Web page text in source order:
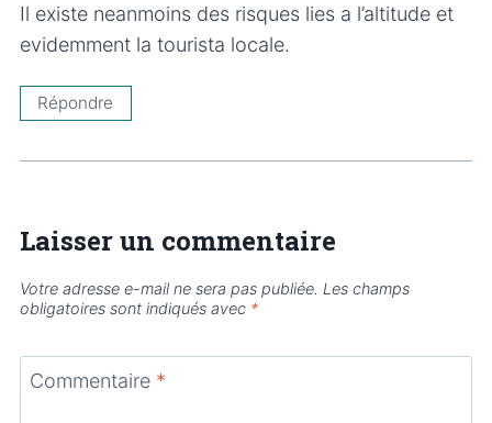
Il existe neanmoins des risques lies a l’altitude et
evidemment la tourista locale.
Répondre
Laisser un commentaire
Votre adresse e-mail ne sera pas publiée. Les champs
obligatoires sont indiqués avec *
Commentaire *